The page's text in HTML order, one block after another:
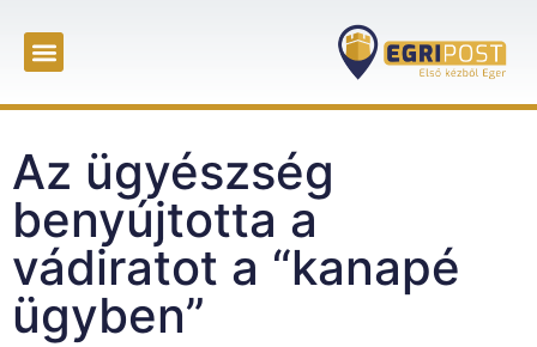
Az ügyészség
benyújtotta a
vádiratot a “kanapé
ügyben”